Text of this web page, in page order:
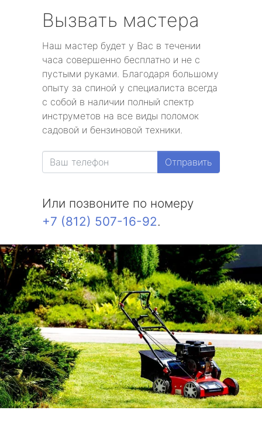
Вызвать мастера
Наш мастер будет у Вас в течении
часа совершенно бесплатно и не с
пустыми руками. Благодаря большому
опыту за спиной у специалиста всегда
с собой в наличии полный спектр
инструметов на все виды поломок
садовой и бензиновой техники.
Отправить
Или позвоните по номеру
+7 (812) 507-16-92.